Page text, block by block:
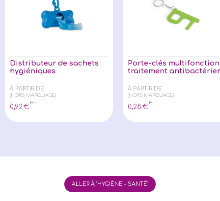
Distributeur de sachets
hygiéniques
À PARTIR DE
(HORS MARQUAGE)
0,92 €
HT
Porte-clés multifonction
traitement
À PARTIR DE
(HORS MARQUAGE)
0,28 €
HT
ALLER À "HYGIÈNE - SANTÉ"